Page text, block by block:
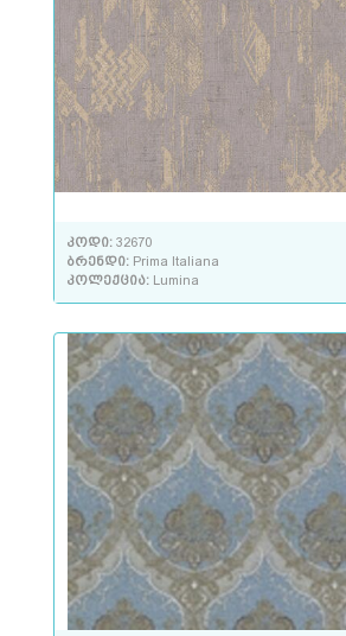
კოდი: 32670
ბრენდი: Prima Italiana
კოლექცია: Lumina